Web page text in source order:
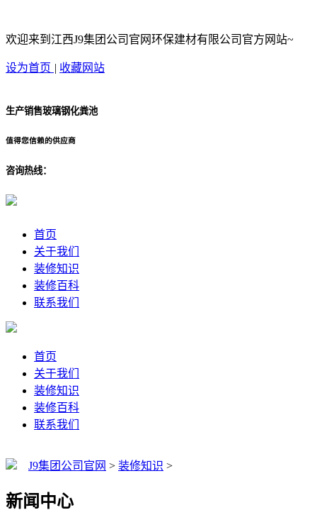
欢迎来到江西J9集团公司官网环保建材有限公司官方网站~
设为首页 | 收藏网站
生产销售玻璃钢化粪池
值得您信赖的供应商
咨询热线：
首页
关于我们
装修知识
装修百科
联系我们
首页
关于我们
装修知识
装修百科
联系我们
J9集团公司官网 > 装修知识 >
新闻中心